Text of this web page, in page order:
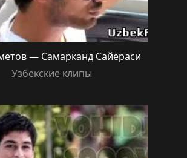
— Самарканд Сайёраси
Узбекские клипы